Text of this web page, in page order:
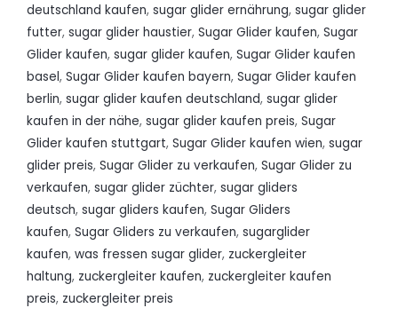
deutschland kaufen, sugar glider ernährung, sugar glider
futter, sugar glider haustier, Sugar Glider kaufen, Sugar
Glider kaufen, sugar glider kaufen, Sugar Glider kaufen
basel, Sugar Glider kaufen bayern, Sugar Glider kaufen
berlin, sugar glider kaufen deutschland, sugar glider
kaufen in der nähe, sugar glider kaufen preis, Sugar
Glider kaufen stuttgart, Sugar Glider kaufen wien, sugar
glider preis, Sugar Glider zu verkaufen, Sugar Glider zu
verkaufen, sugar glider züchter, sugar gliders
deutsch, sugar gliders kaufen, Sugar Gliders
kaufen, Sugar Gliders zu verkaufen, sugarglider
kaufen, was fressen sugar glider, zuckergleiter
haltung, zuckergleiter kaufen, zuckergleiter kaufen
preis, zuckergleiter preis